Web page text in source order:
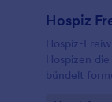
Hospiz-
Hospizen
bündelt